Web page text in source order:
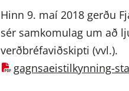
Hinn 9. maí 2018 gerðu
sér samkomulag um að
verðbréfaviðskipti (vvl.).
gagnsaeistilkynning-